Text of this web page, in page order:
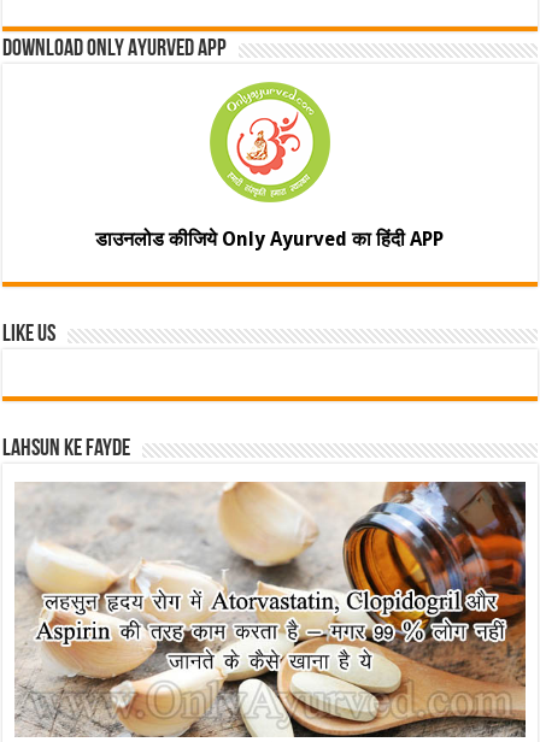
Download Only Ayurved App
डाउनलोड कीजिये Only Ayurved का हिंदी APP
Like Us
Lahsun ke fayde